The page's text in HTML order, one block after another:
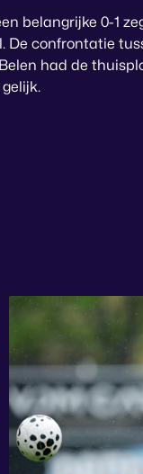
belangrijke 0-1
confrontatie
had de